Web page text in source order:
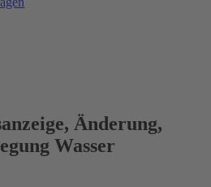
Änderung,
Wasser